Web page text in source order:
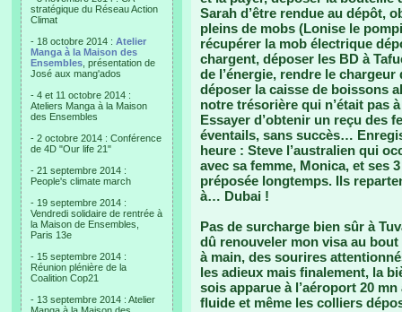
stratégique du Réseau Action
Climat
- 18 octobre 2014 : Atelier
Manga à la Maison des
Ensembles , présentation de
José aux mang'ados
- 4 et 11 octobre 2014 :
Ateliers Manga à la Maison
des Ensembles
- 2 octobre 2014 : Conférence
de 4D "Our life 21"
- 21 septembre 2014 :
People's climate march
- 19 septembre 2014 :
Vendredi solidaire de rentrée à
la Maison de Ensembles,
Paris 13e
- 15 septembre 2014 :
Réunion plénière de la
Coalition Cop21
- 13 septembre 2014 : Atelier
Sarah d’être rendue au dépôt,
pleins de mobs (Lonise le
récupérer la mob électrique
chargent, déposer les BD à
de l’énergie, rendre le
déposer la caisse de boissons
notre trésorière qui n’était pas
Essayer d’obtenir un reçu des
éventails, sans succès…
heure : Steve l’australien qui
avec sa femme, Monica, et ses
préposée longtemps. Ils
à… Dubai !
Pas de surcharge bien sûr à
dû renouveler mon visa au
à main, des sourires
les adieux mais finalement, la
sois apparue à l’aéroport 20
fluide et même les colliers